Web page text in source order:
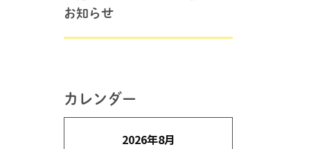
お知らせ
カレンダー
2026年8月